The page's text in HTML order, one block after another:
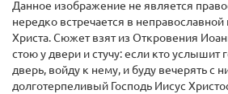
Данное изображение не является
нередко встречается в
Христа. Сюжет взят из Откровения
стою у двери и стучу: если кто услы­шит
дверь, войду к нему, и буду вечерять с
долготерпеливый Господь Иисус